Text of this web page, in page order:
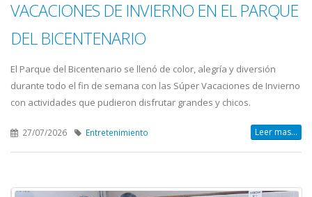
VACACIONES DE INVIERNO EN EL PARQUE
DEL BICENTENARIO
El Parque del Bicentenario se llenó de color, alegría y diversión
durante todo el fin de semana con las Súper Vacaciones de Invierno
con actividades que pudieron disfrutar grandes y chicos.
27/07/2026 Entretenimiento Leer mas...